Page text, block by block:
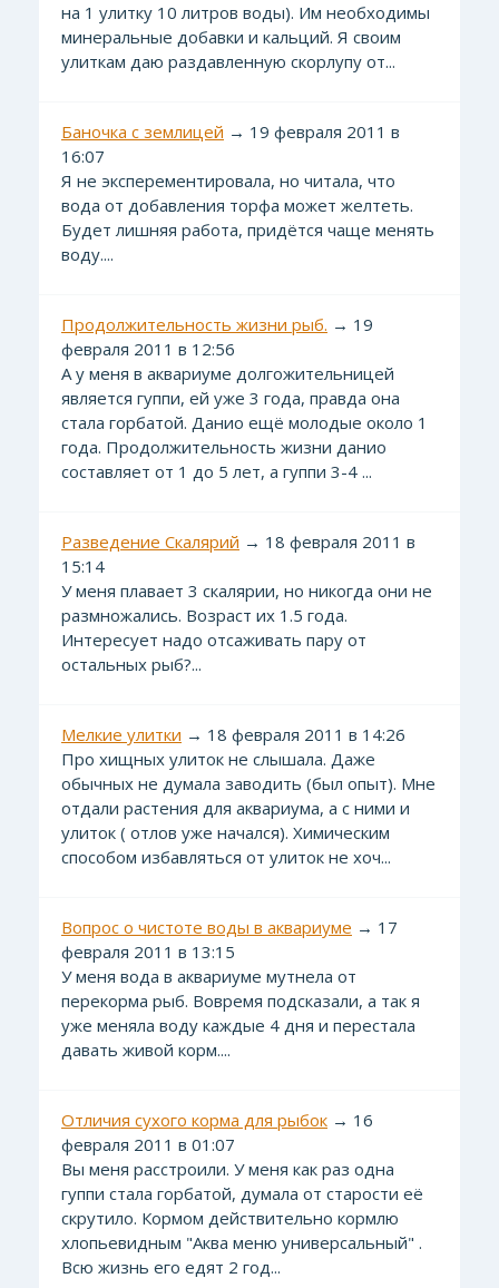
на 1 улитку 10 литров воды). Им необходимы
минеральные добавки и кальций. Я своим
улиткам даю раздавленную скорлупу от...
Баночка с землицей → 19 февраля 2011 в
16:07
Я не эксперементировала, но читала, что
вода от добавления торфа может желтеть.
Будет лишняя работа, придётся чаще менять
воду....
Продолжительность жизни рыб. → 19
февраля 2011 в 12:56
А у меня в аквариуме долгожительницей
является гуппи, ей уже 3 года, правда она
стала горбатой. Данио ещё молодые около 1
года. Продолжительность жизни данио
составляет от 1 до 5 лет, а гуппи 3-4 ...
Разведение Скалярий → 18 февраля 2011 в
15:14
У меня плавает 3 скалярии, но никогда они не
размножались. Возраст их 1.5 года.
Интересует надо отсаживать пару от
остальных рыб?...
Мелкие улитки → 18 февраля 2011 в 14:26
Про хищных улиток не слышала. Даже
обычных не думала заводить (был опыт). Мне
отдали растения для аквариума, а с ними и
улиток ( отлов уже начался). Химическим
способом избавляться от улиток не хоч...
Вопрос о чистоте воды в аквариуме → 17
февраля 2011 в 13:15
У меня вода в аквариуме мутнела от
перекорма рыб. Вовремя подсказали, а так я
уже меняла воду каждые 4 дня и перестала
давать живой корм....
Отличия сухого корма для рыбок → 16
февраля 2011 в 01:07
Вы меня расстроили. У меня как раз одна
гуппи стала горбатой, думала от старости её
скрутило. Кормом действительно кормлю
хлопьевидным "Аква меню универсальный" .
Всю жизнь его едят 2 год...